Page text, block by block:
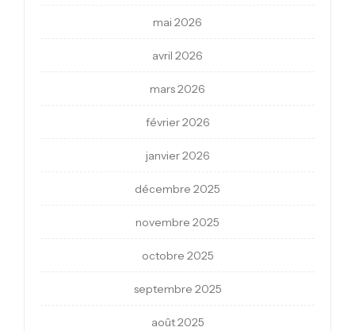
mai 2026
avril 2026
mars 2026
février 2026
janvier 2026
décembre 2025
novembre 2025
octobre 2025
septembre 2025
août 2025